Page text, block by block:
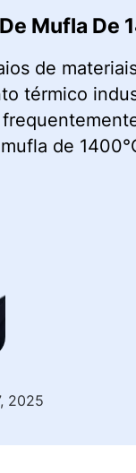
Mufla De
de
térmico
de
2025